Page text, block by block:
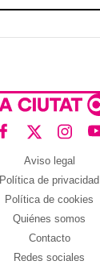
Aviso legal
Política de privacidad
Política de cookies
Quiénes somos
Contacto
Redes sociales